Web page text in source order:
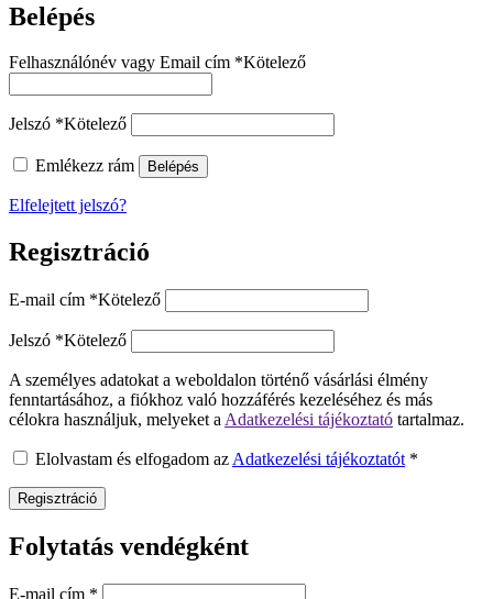
Belépés
Felhasználónév vagy Email cím *Kötelező
Jelszó *Kötelező
Emlékezz rám Belépés
Elfelejtett jelszó?
Regisztráció
E-mail cím *Kötelező
Jelszó *Kötelező
A személyes adatokat a weboldalon történő vásárlási élmény
fenntartásához, a fiókhoz való hozzáférés kezeléséhez és más
célokra használjuk, melyeket a Adatkezelési tájékoztató tartalmaz.
Elolvastam és elfogadom az Adatkezelési tájékoztatót *
Regisztráció
Folytatás vendégként
E-mail cím *